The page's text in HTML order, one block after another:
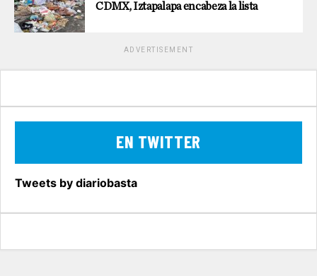
CDMX, Iztapalapa encabeza la lista
ADVERTISEMENT
EN TWITTER
Tweets by diariobasta